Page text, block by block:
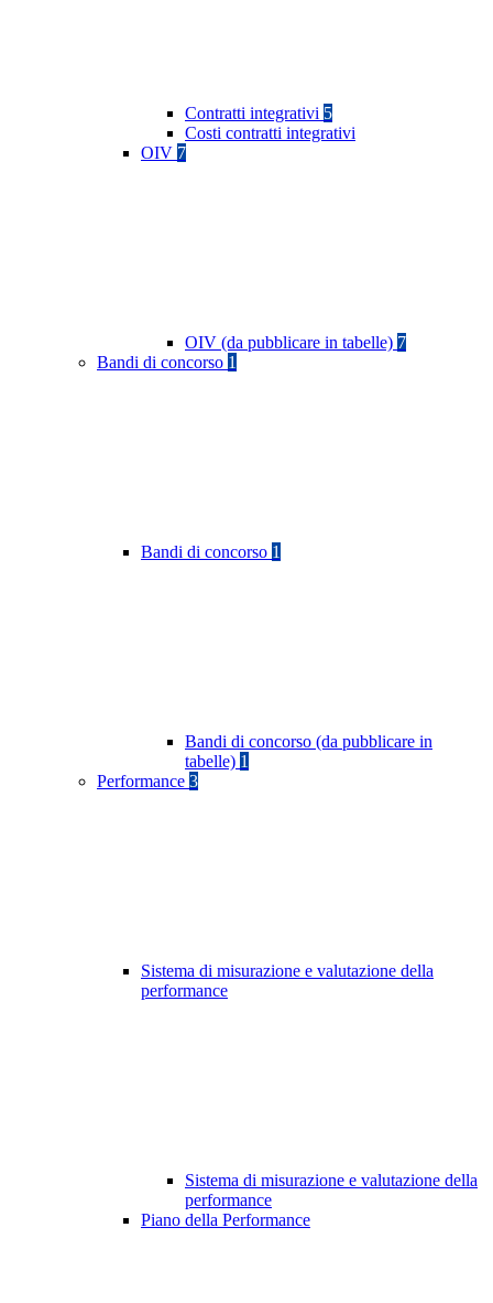
Contratti integrativi 5
Costi contratti integrativi
OIV 7
OIV (da pubblicare in tabelle) 7
Bandi di concorso 1
Bandi di concorso 1
Bandi di concorso (da pubblicare in
tabelle) 1
Performance 3
Sistema di misurazione e valutazione della
performance
Sistema di misurazione e valutazione della
performance
Piano della Performance